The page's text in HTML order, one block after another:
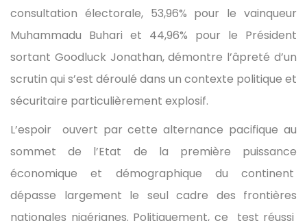
consultation électorale, 53,96% pour le vainqueur
Muhammadu Buhari et 44,96% pour le Président
sortant Goodluck Jonathan, démontre l’âpreté d’un
scrutin qui s’est déroulé dans un contexte politique et
sécuritaire particulièrement explosif.
L’espoir ouvert par cette alternance pacifique au
sommet de l’Etat de la première puissance
économique et démographique du continent
dépasse largement le seul cadre des frontières
nationales nigérianes. Politiquement, ce test réussi